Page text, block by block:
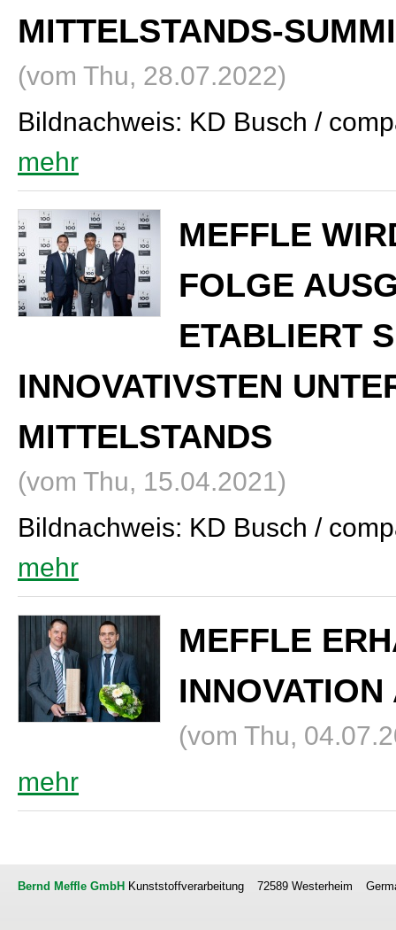
MITTELSTANDS-
(vom Thu, 28.07.2022)
Bildnachweis: KD Busch /
mehr
MEFFLE
FOLGE
ETABLIERT
INNOVATIVSTEN
MITTELSTANDS
(vom Thu, 15.04.2021)
Bildnachweis: KD Busch /
mehr
MEFFLE
INNOVATION
(vom Thu,
mehr
Bernd Meffle GmbH Kunststoffverarbeitung 72589 Westerheim